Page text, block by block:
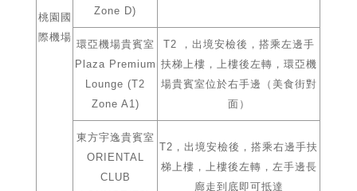
桃園國
際機場
Zone D)
環亞機場貴賓室
Plaza Premium
Lounge (T2
Zone A1)
T2 ，出境安檢後，搭乘左邊手
扶梯上樓，上樓後左轉，環亞機
場貴賓室位於右手邊（美食街對
面）
東方宇逸貴賓室
ORIENTAL
CLUB
T2，出境安檢後，搭乘右邊手扶
梯上樓，上樓後左轉，左手邊長
廊走到底即可抵達